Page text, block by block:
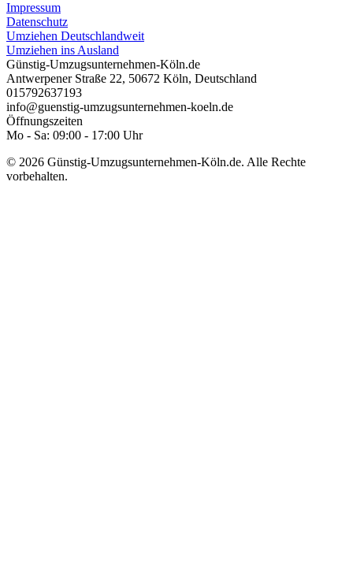
Impressum
Datenschutz
Umziehen Deutschlandweit
Umziehen ins Ausland
Günstig-Umzugsunternehmen-Köln.de
Antwerpener Straße 22, 50672 Köln⁠, Deutschland
015792637193
info@guenstig-umzugsunternehmen-koeln.de
Öffnungszeiten
Mo - Sa: 09:00 - 17:00 Uhr
© 2026 Günstig-Umzugsunternehmen-Köln.de. Alle Rechte
vorbehalten.